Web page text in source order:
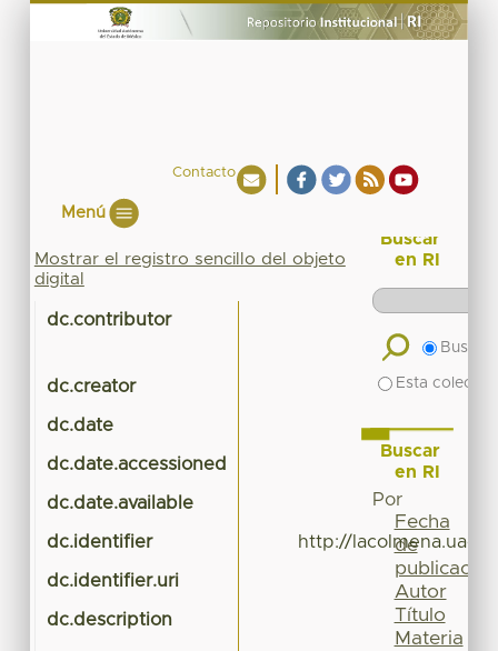
Contacto
Menú
Mostrar el registro sencillo del objeto
digital
dc.contributor
dc.creator
dc.date
dc.date.accessioned
dc.date.available
dc.identifier http://
dc.identifier.uri
dc.description
Buscar
en RI
Buscar
Esta
Buscar
en RI
Por
Fecha
de
publicación
Autor
Título
Materia